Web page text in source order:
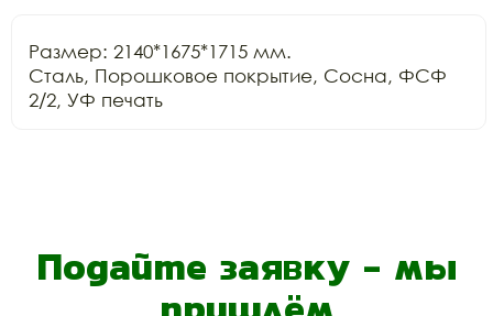
Размер: 2140*1675*1715 мм.
Сталь, Порошковое покрытие, Сосна, ФСФ
2/2, УФ печать
Подайте заявку - мы